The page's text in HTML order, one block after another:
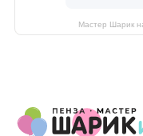
Мастер Шарик